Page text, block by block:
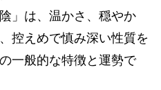
」は、温かさ、穏やか
控えめで慎み深い性質を
一般的な特徴と運勢で